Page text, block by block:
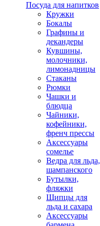
Посуда для напитков
Кружки
Бокалы
Графины и
декандеры
Кувшины,
молочники,
лимонадницы
Стаканы
Рюмки
Чашки и
блюдца
Чайники,
кофейники,
френч прессы
Аксессуары
сомелье
Ведра для льда,
шампанского
Бутылки,
фляжки
Щипцы для
льда и сахара
Аксессуары